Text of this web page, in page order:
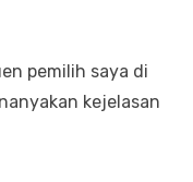
pemilih saya di
kejelasan